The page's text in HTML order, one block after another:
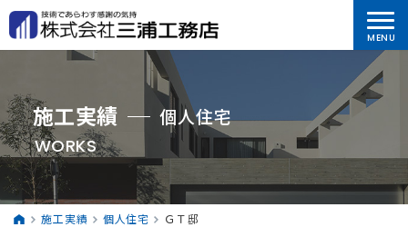
施工実績 個人住宅
WORKS
施工実績 個人住宅 ＧＴ邸